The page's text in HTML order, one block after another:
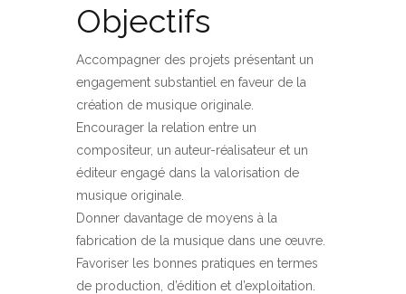
Objectifs
Accompagner des projets présentant un
engagement substantiel en faveur de la
création de musique originale.
Encourager la relation entre un
compositeur, un auteur-réalisateur et un
éditeur engagé dans la valorisation de
musique originale.
Donner davantage de moyens à la
fabrication de la musique dans une œuvre.
Favoriser les bonnes pratiques en termes
de production, d’édition et d’exploitation.